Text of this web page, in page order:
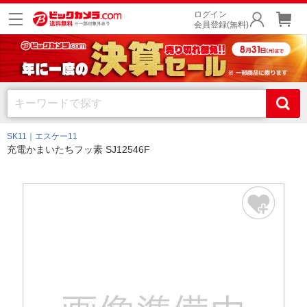
ログイン
会員登録(無料)
SK11｜エスケー11
充電かまいたちフッ素 SJ12546F